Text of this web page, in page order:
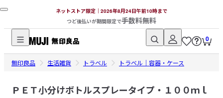
ネットストア限定｜2026年8月24日午前10時まで
つど後払いが期間限定で手数料無料
無
印
品
0
無印良品 生活雑貨 トラベル トラベル｜容器・ケース
ＰＥＴ小分けボトルスプレータイプ・１００ｍｌ